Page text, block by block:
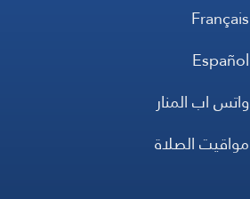
Français
Español
واتس اب المنار
مواقيت الصلاة